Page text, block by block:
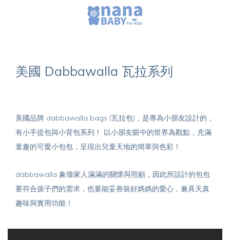
美國 Dabbawalla 瓦拉系列
美國品牌 dabbawalla bags (瓦拉包)，是專為小朋友設計的，
有小手提包與小背包系列！ 以小朋友眼中的世界為觀點，充滿
童趣的可愛小包包，呈現出兒童天地的簡單與色彩！
dabbawalla 象徵家人滿滿的關懷與照顧，因此所設計的包包
要符合孩子們的需求，也要能妥善裝好媽媽的愛心，兼具天真
趣味與實用功能！